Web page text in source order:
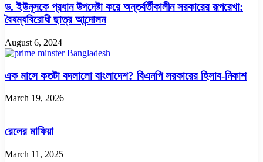
ড. ইউনূসকে প্রধান উপদেষ্টা করে অন্তর্বর্তীকালীন সরকারের রূপরেখা:
বৈষম্যবিরোধী ছাত্র আন্দোলন
August 6, 2024
এক মাসে কতটা বদলালো বাংলাদেশ? বিএনপি সরকারের হিসাব-নিকাশ
March 19, 2026
রেলের মাফিয়া
March 11, 2025